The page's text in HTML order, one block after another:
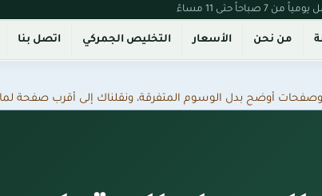
من 7 صباحاً حتى 11 مساءً
من نحن الأسعار التخليص الجمركي اتصل بنا
أوضح بدل الوسوم المتفرقة، ونقلناك إلى أقرب صفحة لما